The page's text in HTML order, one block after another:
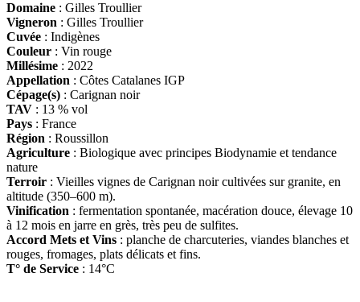
Domaine : Gilles Troullier
Vigneron : Gilles Troullier
Cuvée : Indigènes
Couleur : Vin rouge
Millésime : 2022
Appellation : Côtes Catalanes IGP
Cépage(s) : Carignan noir
TAV : 13 % vol
Pays : France
Région : Roussillon
Agriculture : Biologique avec principes Biodynamie et tendance
nature
Terroir : Vieilles vignes de Carignan noir cultivées sur granite, en
altitude (350–600 m).
Vinification : fermentation spontanée, macération douce, élevage 10
à 12 mois en jarre en grès, très peu de sulfites.
Accord Mets et Vins : planche de charcuteries, viandes blanches et
rouges, fromages, plats délicats et fins.
T° de Service : 14°C